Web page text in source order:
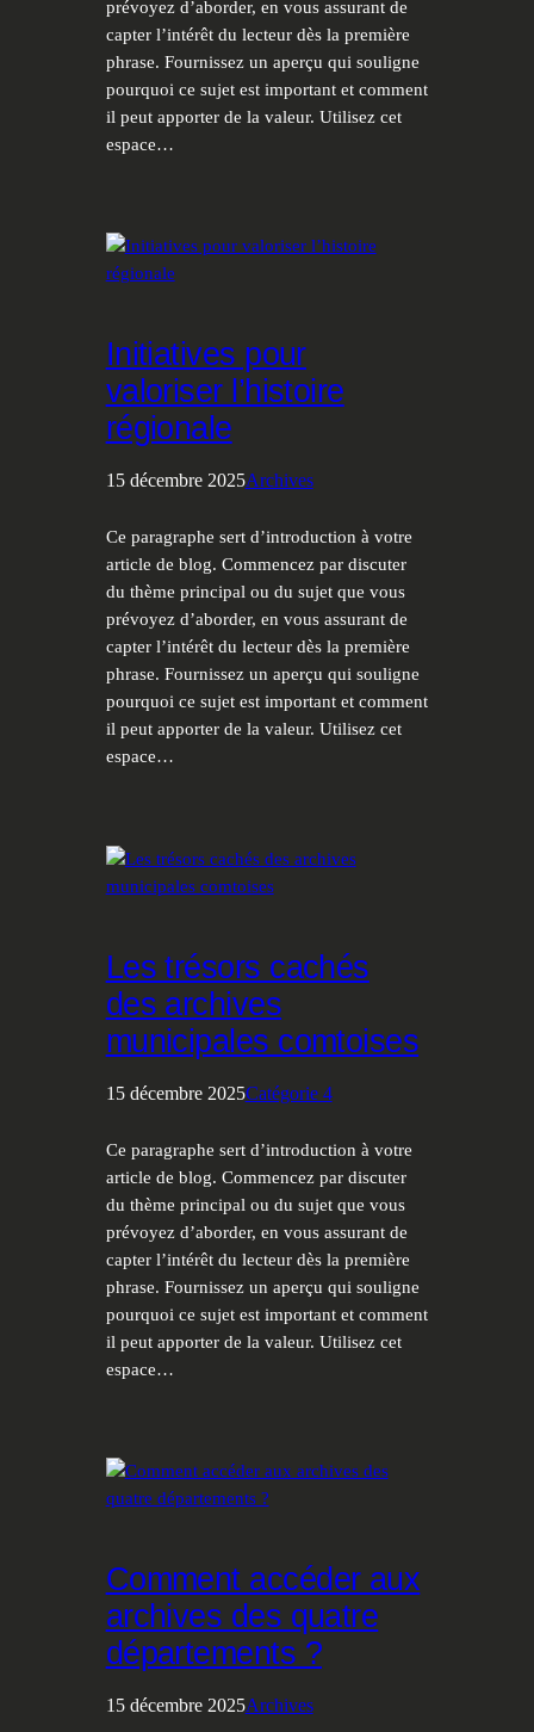
prévoyez d’aborder, en vous assurant de
capter l’intérêt du lecteur dès la première
phrase. Fournissez un aperçu qui souligne
pourquoi ce sujet est important et comment
il peut apporter de la valeur. Utilisez cet
espace…
Initiatives pour
valoriser l’histoire
régionale
15 décembre 2025Archives
Ce paragraphe sert d’introduction à votre
article de blog. Commencez par discuter
du thème principal ou du sujet que vous
prévoyez d’aborder, en vous assurant de
capter l’intérêt du lecteur dès la première
phrase. Fournissez un aperçu qui souligne
pourquoi ce sujet est important et comment
il peut apporter de la valeur. Utilisez cet
espace…
Les trésors cachés
des archives
municipales comtoises
15 décembre 2025Catégorie 4
Ce paragraphe sert d’introduction à votre
article de blog. Commencez par discuter
du thème principal ou du sujet que vous
prévoyez d’aborder, en vous assurant de
capter l’intérêt du lecteur dès la première
phrase. Fournissez un aperçu qui souligne
pourquoi ce sujet est important et comment
il peut apporter de la valeur. Utilisez cet
espace…
Comment accéder aux
archives des quatre
départements ?
15 décembre 2025Archives